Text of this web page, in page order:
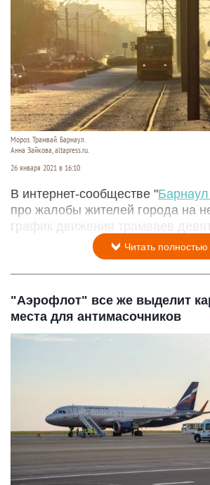
Мороз. Трамвай. Барнаул.
Анна Зайкова, altapress.ru.
26 января 2021 в 16:10
В интернет-сообществе "
про жалобы жителей города на
график движения трамваев
Читать полностью
"Аэрофлот" все же выделит
места для антимасочников